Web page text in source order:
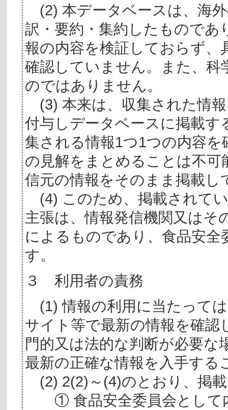
(2) 本データベースは、海
訳・要約・集約したものであ
報の内容を検証しておらず、
確認していません。また、
のではありません。
(3) 本来は、収集された情
付与しデータベースに掲載
集される情報1つ1つの内容
の見解をまとめることは不
信元の情報をそのまま掲載し
(4) このため、掲載されて
主張は、情報発信機関又はそ
によるものであり、食品安
す。
３ 利用者の責務
(1) 情報の利用に当たって
サイト等で最新の情報を確認
門的又は法的な判断が必要
最新の正確な情報を入手する
(2) 2(2)～(4)のとおり、掲
① 食品安全委員会として